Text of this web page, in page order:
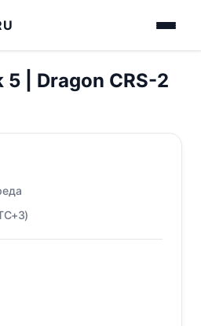
5 | Dragon CRS-2